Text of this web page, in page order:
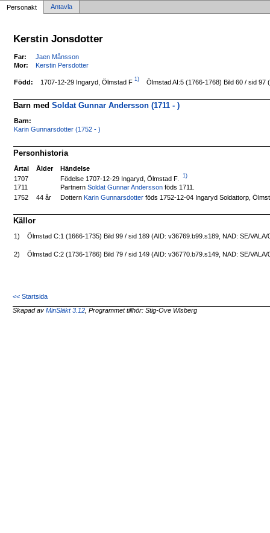
Personakt Antavla
Kerstin Jonsdotter
Far:
Jaen Månsson
Mor:
Kerstin Persdotter
Född: 1707-12-29 Ingaryd, Ölmstad F 1) Ölmstad AI:5 (1766-1768) Bild 60 / sid 97
Barn medSoldat Gunnar Andersson (1711 - )
Barn:
Karin Gunnarsdotter (1752 - )
Personhistoria
Årtal Ålder
Händelse
1707
Födelse 1707-12-29 Ingaryd, Ölmstad F. 1)
1711 PartnernSoldat Gunnar Andersson föds 1711.
1752
44 år DotternKarin Gunnarsdotter föds 1752-12-04 Ingaryd Soldattorp,
Källor
1) Ölmstad C:1 (1666-1735) Bild 99 / sid 189 (AID: v36769.b99.s189, NAD: SE/VALA/
2) Ölmstad C:2 (1736-1786) Bild 79 / sid 149 (AID: v36770.b79.s149, NAD: SE/VALA/
<< Startsida
Skapad avMinSläkt 3.12 , Programmet tillhör: Stig-Ove Wisberg